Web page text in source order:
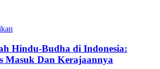
Hindu-Budha di Indonesia:
Masuk Dan Kerajaannya